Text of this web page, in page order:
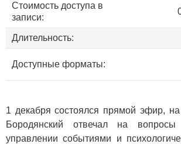
Стоимость доступа в
записи:
Длительность:
Доступные форматы:
1 декабря состоялся прямой эфир,
Бородянский отвечал на вопросы
управлении событиями и